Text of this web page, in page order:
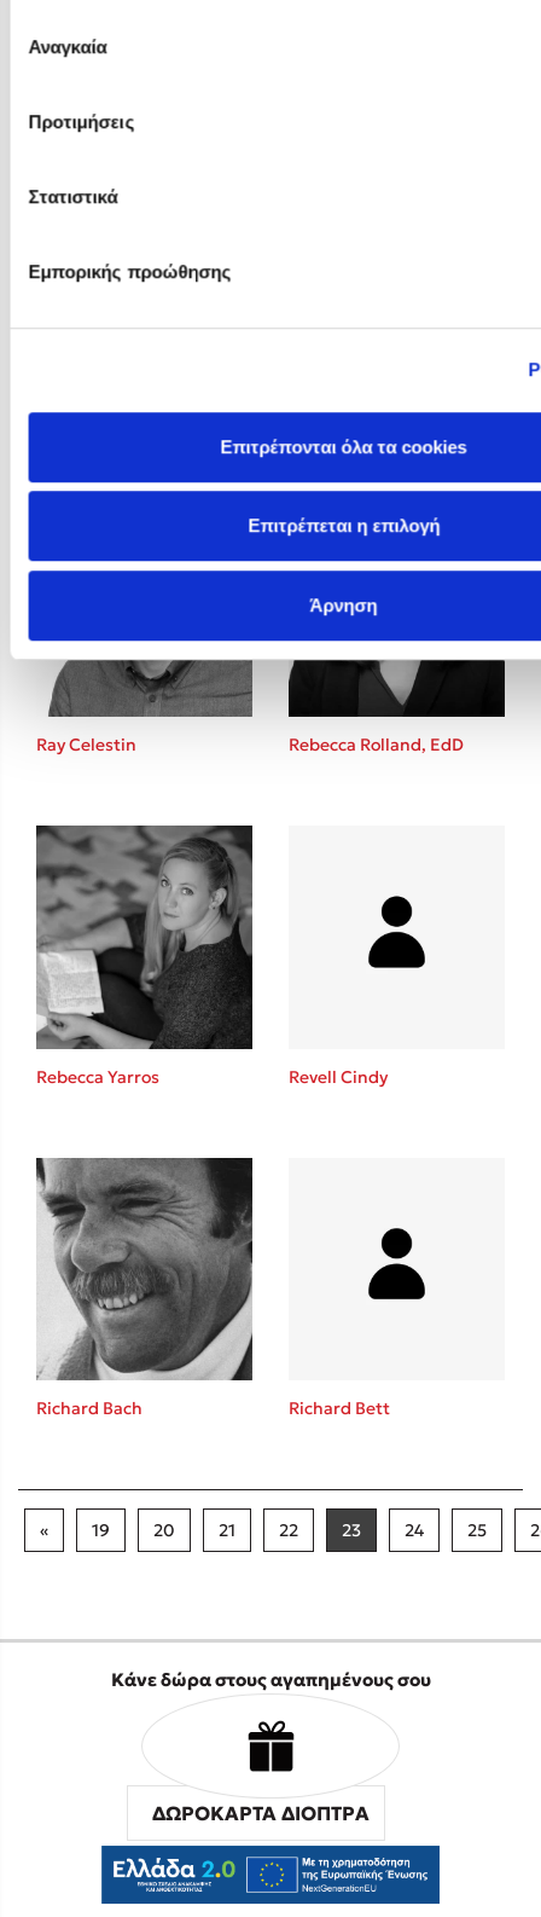
συγκατάθεσης
Αναγκαία
Προτιμήσεις
Στατιστικά
Εμπορικής προώθησης
Επιτρέπονται όλα τα cookies
Επιτρέπεται η επιλογή
Άρνηση
Racha Mourtada Ram Ganglani
Ray Celestin Rebecca Rolland, EdD
Rebecca Yarros Revell Cindy
Richard Bach Richard Bett
« 19 20 21 22 23 24 25
Κάνε δώρα στους αγαπημένους σου
ΔΩΡΟΚΑΡΤΑ ΔΙΟΠΤΡΑ